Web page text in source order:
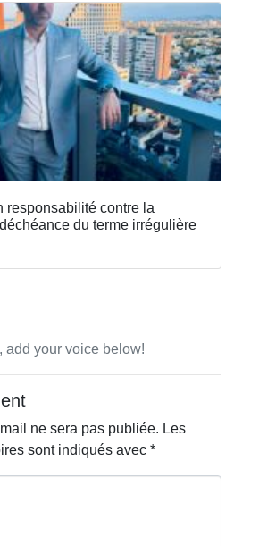
responsabilité contre la
du terme irrégulière
add your voice below!
ne sera pas publiée. Les
sont indiqués avec*